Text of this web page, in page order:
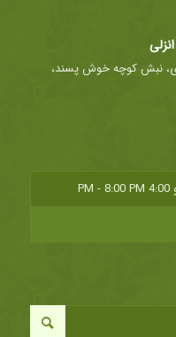
نبش کوچه خوش پسند،
4:00 PM - 8:00 PM